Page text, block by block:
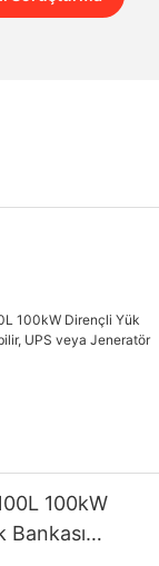
100kW
Bankası